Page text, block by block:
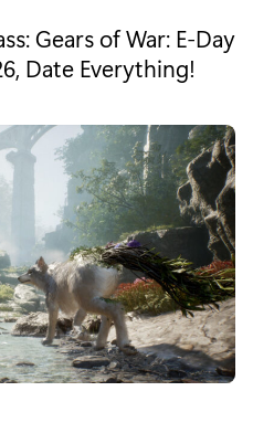
Gears of War: E-Day
Date Everything!